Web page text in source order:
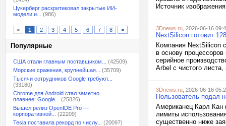
Цукерберг раскритиковал закрытые ИИ-
модели и...
(986)
< 1 2 3 4 5 6 7 8 >
Популярные
США стали главным поставщиком...
(42509)
Морские сражения, крупнейшая...
(35709)
Тысячи сотрудников Google требуют...
(33180)
Chrome для Android стал заметно
плавнее: Google...
(25826)
Вышел релиз OpenIDE Pro —
корпоративной...
(22209)
Tesla поставила рекорд по числу...
(20097)
Источник
3Dnews.ru , 2026-06-16
NextSilicon готовит
Компания NextSilicon
в основу
серийное
Arbel с чистого
3Dnews.ru , 2026-06-16
Пользователь подал
Американец Карл Кан
лимиты
существенно ниже